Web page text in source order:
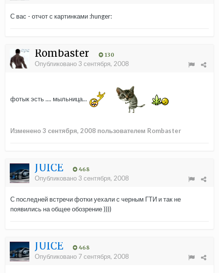
С вас - отчот с картинками :hunger:
Rombaster 130
Опубликовано 3 сентября, 2008
фотык эсть .... мыльница...
Изменено3 сентября, 2008 пользователем Rombaster
JUICE 468
Опубликовано 3 сентября, 2008
С последней встречи фотки уехали с черным ГТИ и так не
появились на общее обозрение ))))
JUICE 468
Опубликовано 7 сентября, 2008